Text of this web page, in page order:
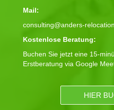
Mail:
consulting@anders-
Kostenlose Beratung:
Buchen Sie jetzt eine 15-
Erstberatung via Google
HIER